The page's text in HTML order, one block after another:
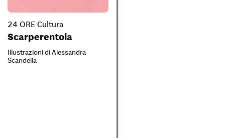
24 ORE Cultura
Scarperentola
Illustrazioni di Alessandra
Scandella